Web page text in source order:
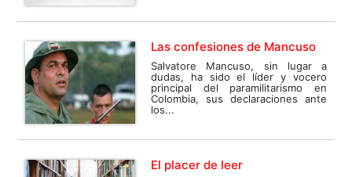
Las confesiones de Mancuso
Salvatore Mancuso, sin lugar a
dudas, ha sido el líder y vocero
principal del paramilitarismo en
Colombia, sus declaraciones ante
los...
El placer de leer